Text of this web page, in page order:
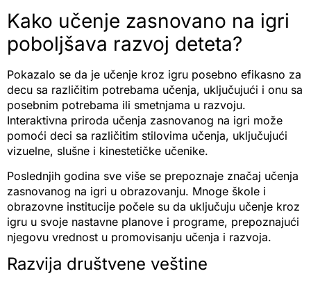
Kako učenje zasnovano na igri
poboljšava razvoj deteta?
Pokazalo se da je učenje kroz igru posebno efikasno za
decu sa različitim potrebama učenja, uključujući i onu sa
posebnim potrebama ili smetnjama u razvoju.
Interaktivna priroda učenja zasnovanog na igri može
pomoći deci sa različitim stilovima učenja, uključujući
vizuelne, slušne i kinestetičke učenike.
Poslednjih godina sve više se prepoznaje značaj učenja
zasnovanog na igri u obrazovanju. Mnoge škole i
obrazovne institucije počele su da uključuju učenje kroz
igru u svoje nastavne planove i programe, prepoznajući
njegovu vrednost u promovisanju učenja i razvoja.
Razvija društvene veštine